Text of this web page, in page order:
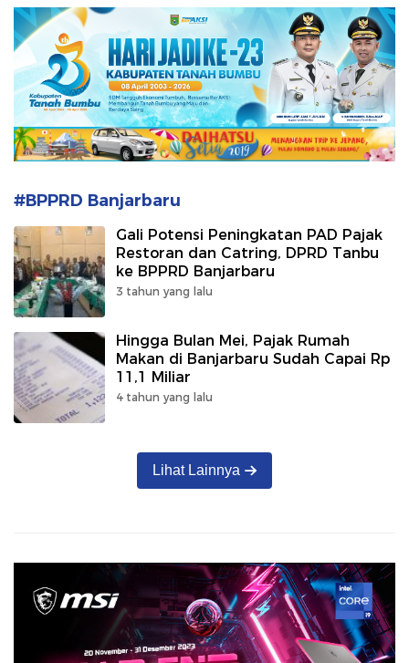
#BPPRD Banjarbaru
Gali Potensi Peningkatan PAD Pajak
Restoran dan Catring, DPRD Tanbu
ke BPPRD Banjarbaru
3 tahun yang lalu
Hingga Bulan Mei, Pajak Rumah
Makan di Banjarbaru Sudah Capai Rp
11,1 Miliar
4 tahun yang lalu
Lihat Lainnya